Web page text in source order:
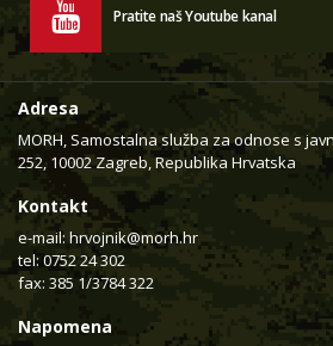
Pratite naš Youtube kanal
Adresa
MORH, Samostalna služba za odnose s
252, 10002 Zagreb, Republika Hrvatska
Kontakt
e-mail: hrvojnik@morh.hr
tel: 0752 24 302
fax: 385 1/3784 322
Napomena